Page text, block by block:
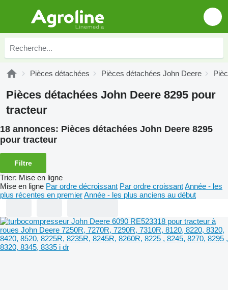
Pièces détachées Pièces détachées John Deere
Pièces détachées John Deere 8295 pour
tracteur
18 annonces: Pièces détachées John Deere 8295
pour tracteur
Filtre
Trier: Mise en ligne
Mise en ligne Par ordre décroissant Par ordre croissantAnnée - les
plus récentes en premierAnnée - les plus anciens au début